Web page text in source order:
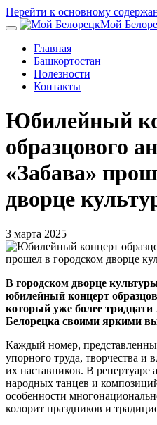
Перейти к основному
Мой
Главная
Башкортостан
Полезности
Контакты
Юбилейный
образцового
«Забава»
дворце
3 марта 2025
В городском дворце
юбилейный концерт
который уже более тридцати
Белорецка своими яркими
Каждый номер,
упорного труда, творчества и
их наставников. В
народных танцев и
особенности
колорит праздников и